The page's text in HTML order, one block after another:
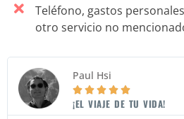
Teléfono, gastos
otro servicio no
Paul Hsi
    
¡EL VIAJE DE TU VIDA!